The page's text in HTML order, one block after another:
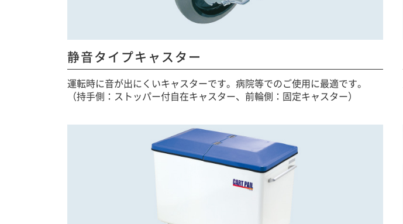
静音タイプキャスター
運転時に音が出にくいキャスターです。病院等でのご使用に最適です。
（持手側：ストッパー付自在キャスター、前輪側：固定キャスター）